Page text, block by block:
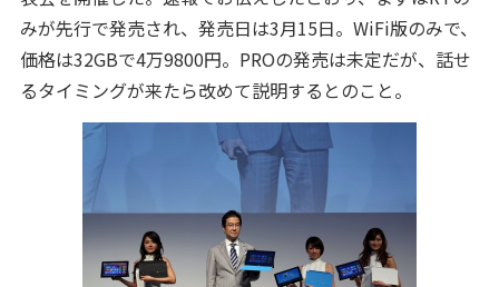
みが先行で発売され、発売日は3月15日。WiFi版のみで、
価格は32GBで4万9800円。PROの発売は未定だが、話せ
るタイミングが来たら改めて説明するとのこと。